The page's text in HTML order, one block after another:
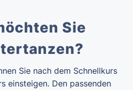
Sie
Sie nach dem Schnellkurs
einsteigen. Den passenden